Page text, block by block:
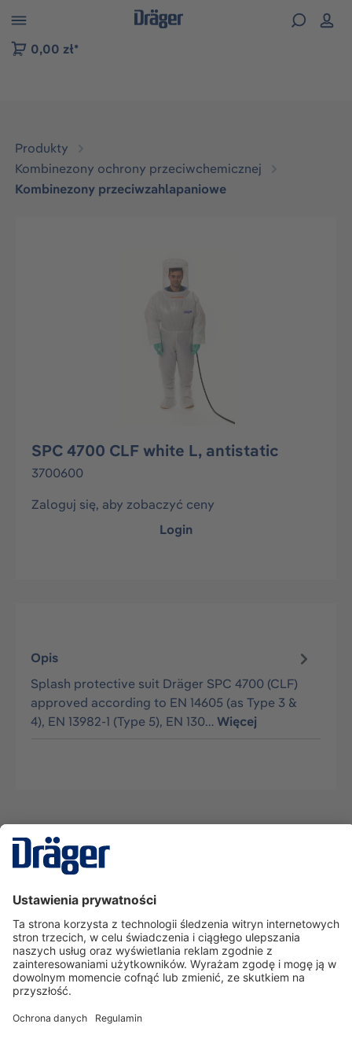
do nawigacji na platformie B2B
0,00 zł*
Produkty
Kombinezony ochrony przeciwchemicznej
Kombinezony przeciwzahlapaniowe
SPC 4700 CLF white L, antistatic
3700600
Zaloguj się, aby zobaczyć ceny
Login
Opis
Splash protective suit Dräger SPC 4700 (CLF)
approved according to EN 14605 (as Type 3 &
4), EN 13982-1 (Type 5), EN 130…Więcej
Serwisowa linia hotline
O nas
Korzystanie ze sklepu